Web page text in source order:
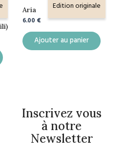
Edition originale
Aria
6.00 €
Ajouter au panier
Inscrivez vous
à notre
Newsletter